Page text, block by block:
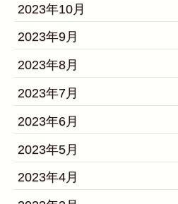
2023年10月
2023年9月
2023年8月
2023年7月
2023年6月
2023年5月
2023年4月